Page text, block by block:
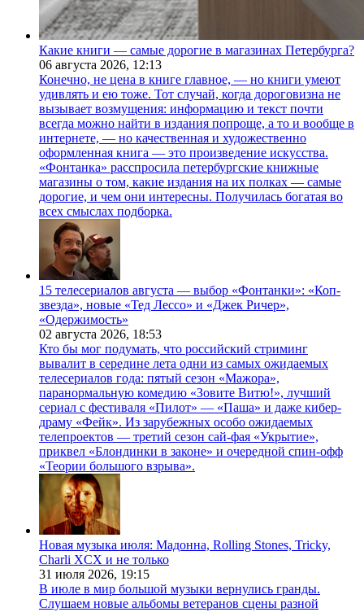
Какие книги — самые дорогие в магазинах Петербурга?
06 августа 2026, 12:13
Конечно, не цена в книге главное, — но книги умеют
удивлять и ею тоже. Тот случай, когда дороговизна не
вызывает возмущения: информацию и текст почти
всегда можно найти в издания попроще, а то и вообще в
интернете, — но качественная и художественно
оформленная книга — это произведение искусства.
«Фонтанка» расспросила петербургские книжные
магазины о том, какие издания на их полках — самые
дорогие, и чем они интересны. Получилась богатая во
всех смыслах подборка.
15 телесериалов августа — выбор «Фонтанки»: «Коп-
звезда», новые «Тед Лессо» и «Джек Ричер»,
«Одержимость»
02 августа 2026, 18:53
Кто бы мог подумать, что российский стриминг
вывалит в середине лета одни из самых ожидаемых
телесериалов года: пятый сезон «Мажора»,
паранормальную комедию «Зовите Витю!», лучший
сериал с фестиваля «Пилот» — «Паша» и даже кибер-
драму «Фейк». Из зарубежных особо ожидаемых
телепроектов — третий сезон сай-фая «Укрытие»,
приквел «Блондинки в законе» и очередной спин-офф
«Теории большого взрыва».
Новая музыка июля: Мадонна, Rolling Stones, Tricky,
Charli XCX и не только
31 июля 2026, 19:15
В июле в мир большой музыки вернулись гранды.
Слушаем новые альбомы ветеранов сцены разной